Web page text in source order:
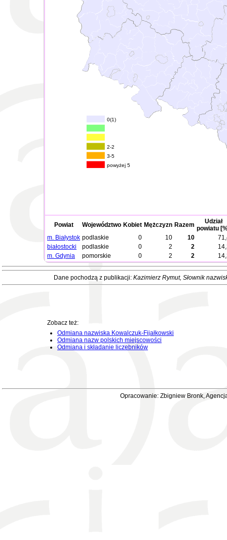
0(1)
2-2
3-5
powyżej 5
Powiat Województwo Kobiet Mężczyzn Razem
Udział
powiatu
m. Białystok podlaskie 0 10 10
białostocki
podlaskie 0 2 2
m. Gdynia
pomorskie 0 2 2
Dane pochodzą z publikacji: Kazimierz Rymut, Słownik
Zobacz też:
Odmiana nazwiska Kowalczuk-Fijałkowski
Odmiana nazw polskich miejscowości
Odmiana i składanie liczebników
Opracowanie: Zbigniew Bronk,